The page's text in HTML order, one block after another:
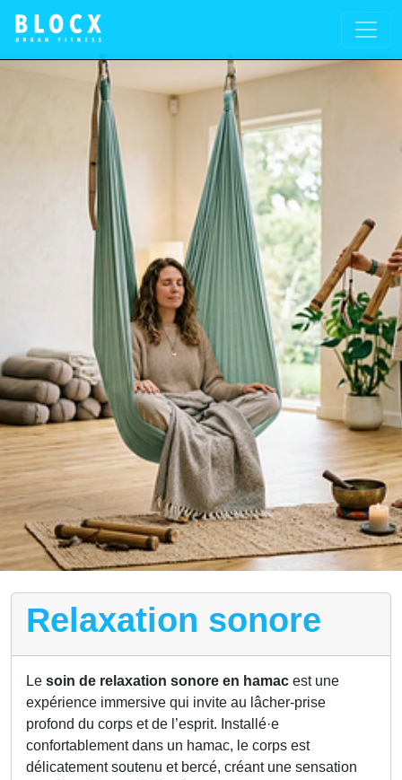
Relaxation sonore
Le soin de relaxation sonore en hamac est une
expérience immersive qui invite au lâcher-prise
profond du corps et de l’esprit. Installé·e
confortablement dans un hamac, le corps est
délicatement soutenu et bercé, créant une sensation